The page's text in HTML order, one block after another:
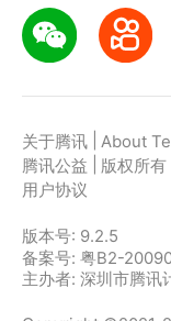
关于腾讯 About
腾讯公益
版权所有
用户协议
版本号: 9.2.5
备案号: 粤B2-
主办者: 深圳市腾讯